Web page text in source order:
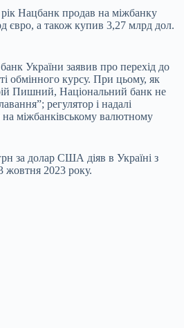
Нацбанк продав на міжбанку
євро, а також купив 3,27 млрд дол.
України заявив про перехід до
обмінного курсу. При цьому, як
Пишний, Національний банк не
регулятор і надалі
міжбанківському валютному
за долар США діяв в Україні з
жовтня 2023 року.